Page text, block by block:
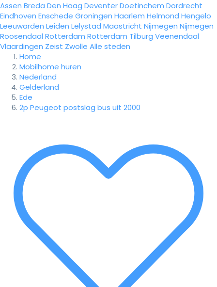
Assen Breda Den Haag DeventerDoetinchem Dordrecht
Eindhoven Enschede Groningen Haarlem Helmond Hengelo
Leeuwarden Leiden Lelystad Maastricht Nijmegen Nijmegen
Roosendaal Rotterdam Rotterdam Tilburg Veenendaal
Vlaardingen Zeist Zwolle Alle steden
Home
Mobilhome huren
Nederland
Gelderland
Ede
2p Peugeot postslag bus uit 2000